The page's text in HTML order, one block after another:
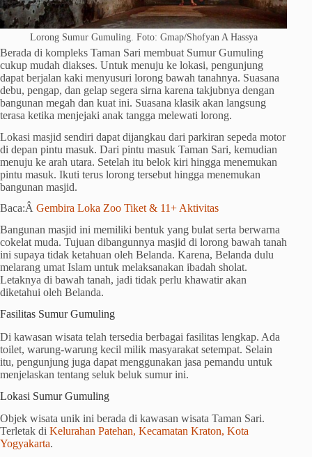
Lorong Sumur Gumuling. Foto: Gmap/Shofyan A Hassya
Berada di kompleks Taman Sari membuat Sumur Gumuling
cukup mudah diakses. Untuk menuju ke lokasi, pengunjung
dapat berjalan kaki menyusuri lorong bawah tanahnya. Suasana
debu, pengap, dan gelap segera sirna karena takjubnya dengan
bangunan megah dan kuat ini. Suasana klasik akan langsung
terasa ketika menjejaki anak tangga melewati lorong.
Lokasi masjid sendiri dapat dijangkau dari parkiran sepeda motor
di depan pintu masuk. Dari pintu masuk Taman Sari, kemudian
menuju ke arah utara. Setelah itu belok kiri hingga menemukan
pintu masuk. Ikuti terus lorong tersebut hingga menemukan
bangunan masjid.
Baca:Â Gembira Loka Zoo Tiket & 11+ Aktivitas
Bangunan masjid ini memiliki bentuk yang bulat serta berwarna
cokelat muda. Tujuan dibangunnya masjid di lorong bawah tanah
ini supaya tidak ketahuan oleh Belanda. Karena, Belanda dulu
melarang umat Islam untuk melaksanakan ibadah sholat.
Letaknya di bawah tanah, jadi tidak perlu khawatir akan
diketahui oleh Belanda.
Fasilitas Sumur Gumuling
Di kawasan wisata telah tersedia berbagai fasilitas lengkap. Ada
toilet, warung-warung kecil milik masyarakat setempat. Selain
itu, pengunjung juga dapat menggunakan jasa pemandu untuk
menjelaskan tentang seluk beluk sumur ini.
Lokasi Sumur Gumuling
Objek wisata unik ini berada di kawasan wisata Taman Sari.
Terletak di Kelurahan Patehan, Kecamatan Kraton, Kota
Yogyakarta.